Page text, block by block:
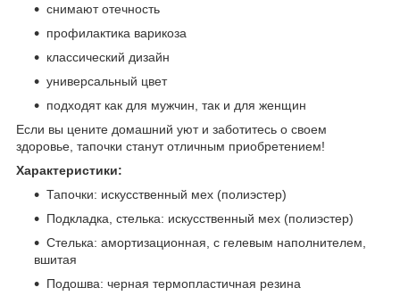
снимают отечность
профилактика варикоза
классический дизайн
универсальный цвет
подходят как для мужчин, так и для женщин
Если вы цените домашний уют и заботитесь о своем
здоровье, тапочки станут отличным приобретением!
Характеристики:
Тапочки: искусственный мех (полиэстер)
Подкладка, стелька: искусственный мех (полиэстер)
Стелька: амортизационная, с гелевым наполнителем,
вшитая
Подошва: черная термопластичная резина